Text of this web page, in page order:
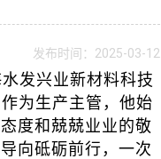
发布时间：2025-03-12
发兴业新材料科技
为生产主管，他始
度和兢兢业业的敬
向砥砺前行，一次